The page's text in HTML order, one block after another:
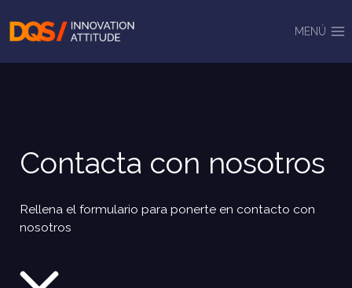
MENÚ
Contacta con nosotros
Rellena el formulario para ponerte en contacto con
nosotros